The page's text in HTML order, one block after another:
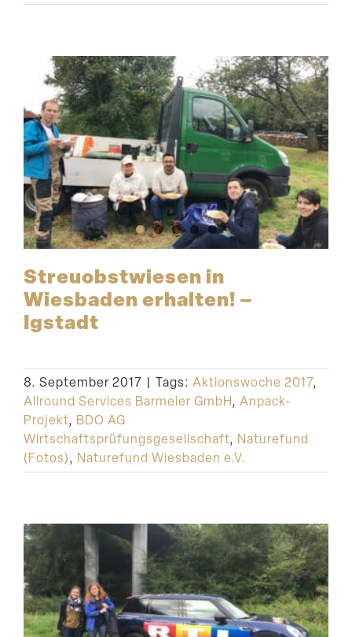
Streu­obst­wiesen in
Wiesbaden erhalten! –
Igstadt
8. September 2017 | Tags: Aktionswoche 2017,
Allround Services Barmeier GmbH, Anpack-
Projekt, BDO AG
Wirtschaftsprüfungsgesellschaft, Naturefund
(Fotos), Naturefund Wiesbaden e.V.